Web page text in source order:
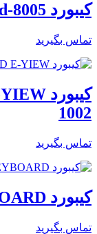
کیبورد keyboard-8005
تماس بگیرید
1002
تماس بگیرید
کیبورد KEYBOARD مدل XP-8100A
تماس بگیرید